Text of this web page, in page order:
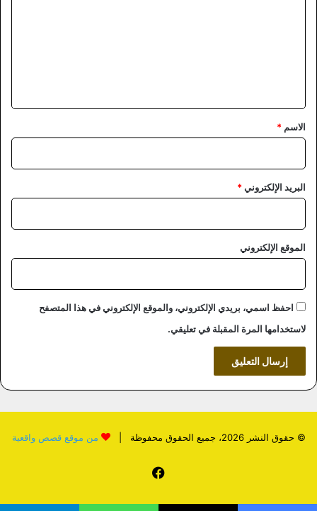
*
الاسم *
البريد الإلكتروني*
الموقع الإلكتروني
احفظ اسمي، بريدي الإلكتروني، والموقع الإلكتروني في هذا المتصفح
لاستخدامها المرة المقبلة في تعليقي.
© حقوق النشر 2026، جميع الحقوق محفوظة | من موقع قصص واقعية